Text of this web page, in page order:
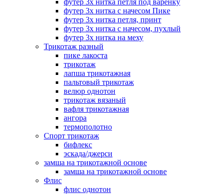
футер 3х нитка петля под варенку
футер 3х нитка с начесом Пике
футер 3х нитка петля, принт
футер 3х нитка с начесом, пухлый
футер 3х нитка на меху
Трикотаж разный
пике лакоста
трикотаж
лапша трикотажная
пальтовый трикотаж
велюр однотон
трикотаж вязаный
вафля трикотажная
ангора
термополотно
Спорт трикотаж
бифлекс
эскада/джерси
замша на трикотажной основе
замша на трикотажной основе
Флис
флис однотон